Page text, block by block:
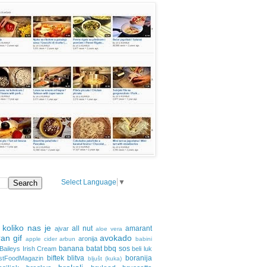
Select Language ▼
koliko nas je ajvar all nut aloe vera amarant
gif apple cider arbun aronija avokado babini
Baileys Irish Cream banana batat bbq sos beli luk
biftek blitva bljušt (kuka)
boranija